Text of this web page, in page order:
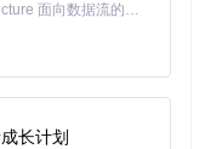
功能
DORA (Dataflow-Oriented Robotic Architecture 面向数据流的机器人架构) 是为 AI 与具身智能机器人打造的高性能开发框架，以数据流范式重构开发逻辑，原生支持分布式部署与端边云协同 —— 无需复杂适配，即可实现一体端到端具身大小脑、VLA等模型部署，无缝衔接感知、推理、控制全链路，让 AI 能力与机器人动作深度融合。 依托 Rust 内核与零拷贝通信技术，它将具身大小脑、VLA等模型推理、多模态数据融合延迟压缩至微秒级，同时兼容 ROS2 生态与国产 AI 芯片，彻底降低具身智能机器人的开发门槛，让分布式部署下的 AI 赋能创新更高效、更灵活。
长计划